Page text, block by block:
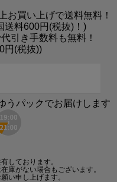
お買い上げで送料無料！
送料600円(税抜)！)
引き手数料も無料！
円(税抜))
うパックでお届けします
しております。
庫がない場合もございます。
い申し上げます。